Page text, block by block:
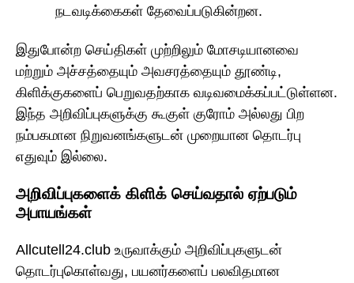
நடவடிக்கைகள் தேவைப்படுகின்றன.
இதுபோன்ற செய்திகள் முற்றிலும் மோசடியானவை
மற்றும் அச்சத்தையும் அவசரத்தையும் தூண்டி,
கிளிக்குகளைப் பெறுவதற்காக வடிவமைக்கப்பட்டுள்ளன.
இந்த அறிவிப்புகளுக்கு கூகுள் குரோம் அல்லது பிற
நம்பகமான நிறுவனங்களுடன் முறையான தொடர்பு
எதுவும் இல்லை.
அறிவிப்புகளைக் கிளிக் செய்வதால் ஏற்படும்
அபாயங்கள்
Allcutell24.club உருவாக்கும் அறிவிப்புகளுடன்
தொடர்புகொள்வது, பயனர்களைப் பலவிதமான